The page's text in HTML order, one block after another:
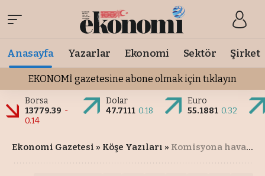
Anasayfa Yazarlar Ekonomi Sektör Şirket
EKONOMİ gazetesine abone olmak için tıklayın
Borsa
13779.39 -
0.14
Dolar
47.7111 0.18
Euro
55.1881 0.32
Ekonomi Gazetesi » Köşe Yazıları » Komisyona havale (2)